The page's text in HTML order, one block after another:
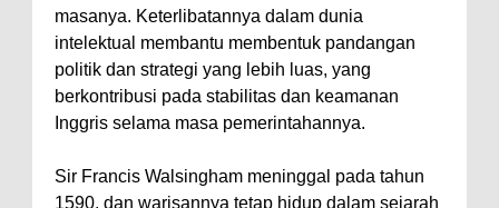
masanya. Keterlibatannya dalam dunia
intelektual membantu membentuk pandangan
politik dan strategi yang lebih luas, yang
berkontribusi pada stabilitas dan keamanan
Inggris selama masa pemerintahannya.
Sir Francis Walsingham meninggal pada tahun
1590, dan warisannya tetap hidup dalam sejarah